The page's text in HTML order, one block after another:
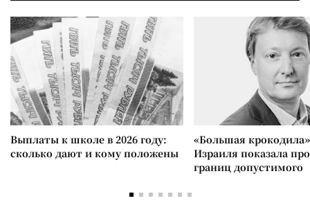
Выплаты к школе в 2026 году:
сколько дают и кому положены
«Большая
Израиля показала
границ допустимого